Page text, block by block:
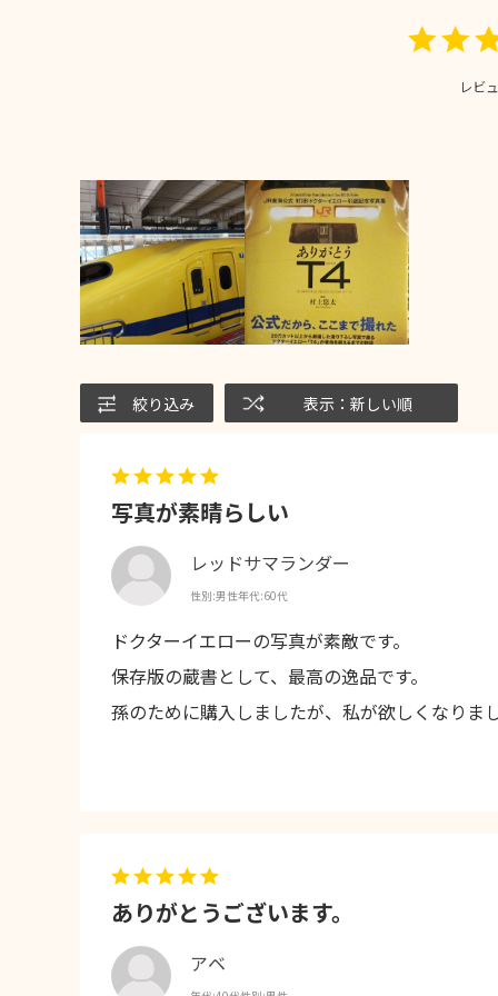
レビ
絞り込み 表示：新しい順
写真が素晴らしい
レッドサマランダー
性別:男性年代:60代
ドクターイエローの写真が素敵です。
保存版の蔵書として、最高の逸品です。
孫のために購入しましたが、私が欲しくなりま
ありがとうございます。
アベ